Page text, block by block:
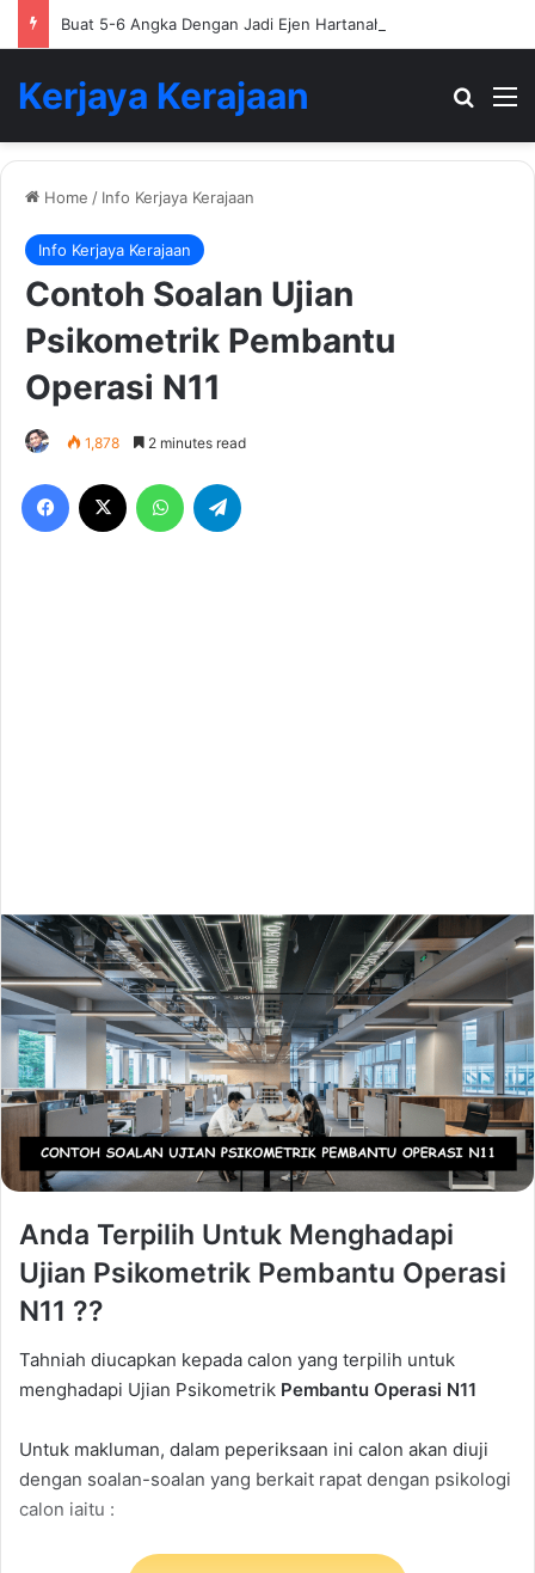
Buat 5-6 Angka Dengan Jadi Ejen Hartanah
Kerjaya Kerajaan
Home / Info Kerjaya Kerajaan
Info Kerjaya Kerajaan
Contoh Soalan Ujian
Psikometrik Pembantu
Operasi N11
1,878 2 minutes read
Facebook WhatsApp
Anda Terpilih Untuk Menghadapi
Ujian Psikometrik Pembantu Operasi
N11 ??
Tahniah diucapkan kepada calon yang terpilih untuk
menghadapi Ujian Psikometrik Pembantu Operasi N11
Untuk makluman, dalam peperiksaan ini calon akan diuji
dengan soalan-soalan yang berkait rapat dengan psikologi
calon iaitu :